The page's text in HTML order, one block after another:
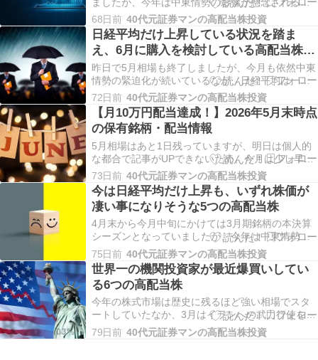
かでも、好調な業績予測や大幅増配を発表してく
れる企業が多かったですので、決算後の株価はバ
リュー株低迷の流れもあって、素直に上昇してい
ないケースも多いですが、今後に期待できそうな
銘柄は多い印…
68日前 40代元証券マンの高配当株投資
日経平均だけ上昇している状況を踏ま
え、6月に購入を検討している高配当株7
選
昨日で5月相場も終了しましたが、今月も依然中東
情勢の緊迫化が続いているなか、日経平均は一気
に6万6000円を突破するほど、強烈に強い相場と
なりました。ただ、上昇したのは相変わらず一部
の大型株が中心で、バリュー株を中心とした高配
当株は蚊帳の外に置かれている銘柄も多いですの
で、今の…
72日前 40代元証券マンの高配当株投資
【月10万円配当達成！】2026年5月末時点
の保有銘柄・配当情報
5月相場はあと1日残っていますが、明日は個人的
な都合で記事がUPできないため、今月は少し早く
5月の保有銘柄情報をまとめていきます。今月も先
月に引き続き、中東情勢の緊迫化が続いているな
かでも、日経平均だけは上昇が続いており、中旬
にかけては世界的な金利上昇を背景に下落する場
面もあり…
73日前 40代元証券マンの高配当株投資
今は日経平均だけ上昇も、いずれ株価が
凄い事になりそうな5つの高配当株
4月末から今月中旬にかけては3月期銘柄の本決算
シーズンとなっていましたが、今年は中東情勢の
影響が懸念されていましたので、例年以上に保守
的な内容で発表される事も警戒されていました。
ただ、結果としては好調な今期業績の予測や大幅
増配に加え、大規模な自社株買いまで発表してく
れた企業も多…
75日前 40代元証券マンの高配当株投資
世界一の機関投資家が最近爆買いしてい
る6つの高配当株
今年の株式市場は歴史に残るほど強い相場でスタ
ートしていたなか、3月はイランへの武力行使をき
っかけに大きく売られる場面もありましたが、4月
に入ると中東情勢も関係なく、日経平均は再度急
79日前 40代元証券マンの高配当株投資